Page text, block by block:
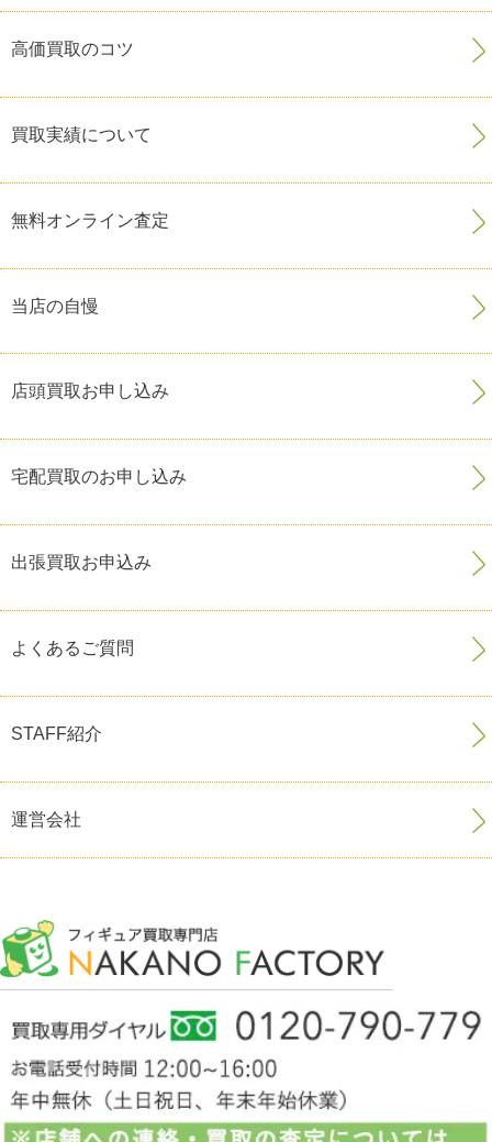
高価買取のコツ
買取実績について
無料オンライン査定
当店の自慢
店頭買取お申し込み
宅配買取のお申し込み
出張買取お申込み
よくあるご質問
STAFF紹介
運営会社